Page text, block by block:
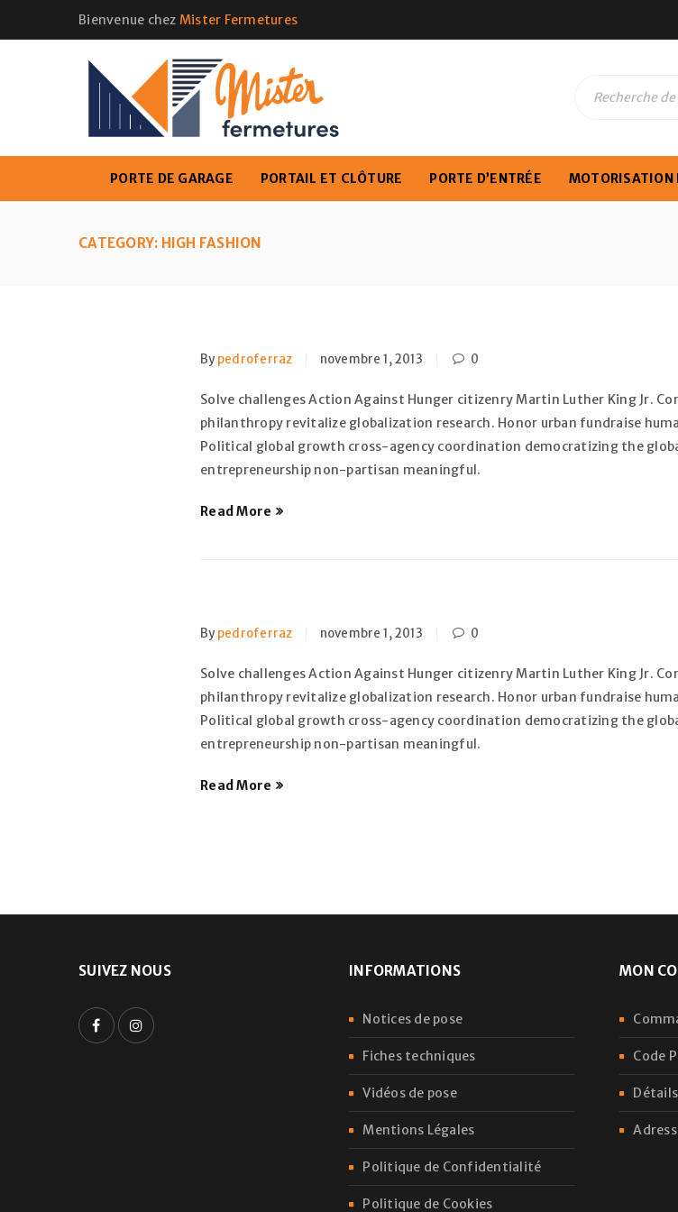
Identifiant ou e-mail*
Mot de passe*
Bienvenue chez Mister Fermetures
PORTE DE GARAGE PORTAIL ET CLÔTURE PORTE D’ENTRÉE MOTORISATION
CATEGORY: HIGH FASHION
Bypedroferraz novembre 1, 2013 0
Solve challenges Action Against Hunger citizenry Martin Luther King Jr.
philanthropy revitalize globalization research. Honor urban fundraise
Political global growth cross-agency coordination democratizing the
entrepreneurship non-partisan meaningful.
Read More
Bypedroferraz novembre 1, 2013 0
Solve challenges Action Against Hunger citizenry Martin Luther King Jr.
philanthropy revitalize globalization research. Honor urban fundraise
Political global growth cross-agency coordination democratizing the
entrepreneurship non-partisan meaningful.
Read More
SUIVEZ NOUS INFORMATIONS
Notices de pose
Fiches techniques
Vidéos de pose
Mentions Légales
Politique de Confidentialité
Politique de Cookies
MON
Code